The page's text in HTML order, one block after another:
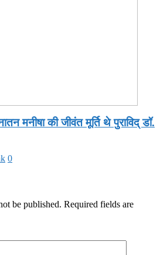
मनीषा की जीवंत मूर्ति थे पुराविद् डॉ.
0
be published. Required fields are